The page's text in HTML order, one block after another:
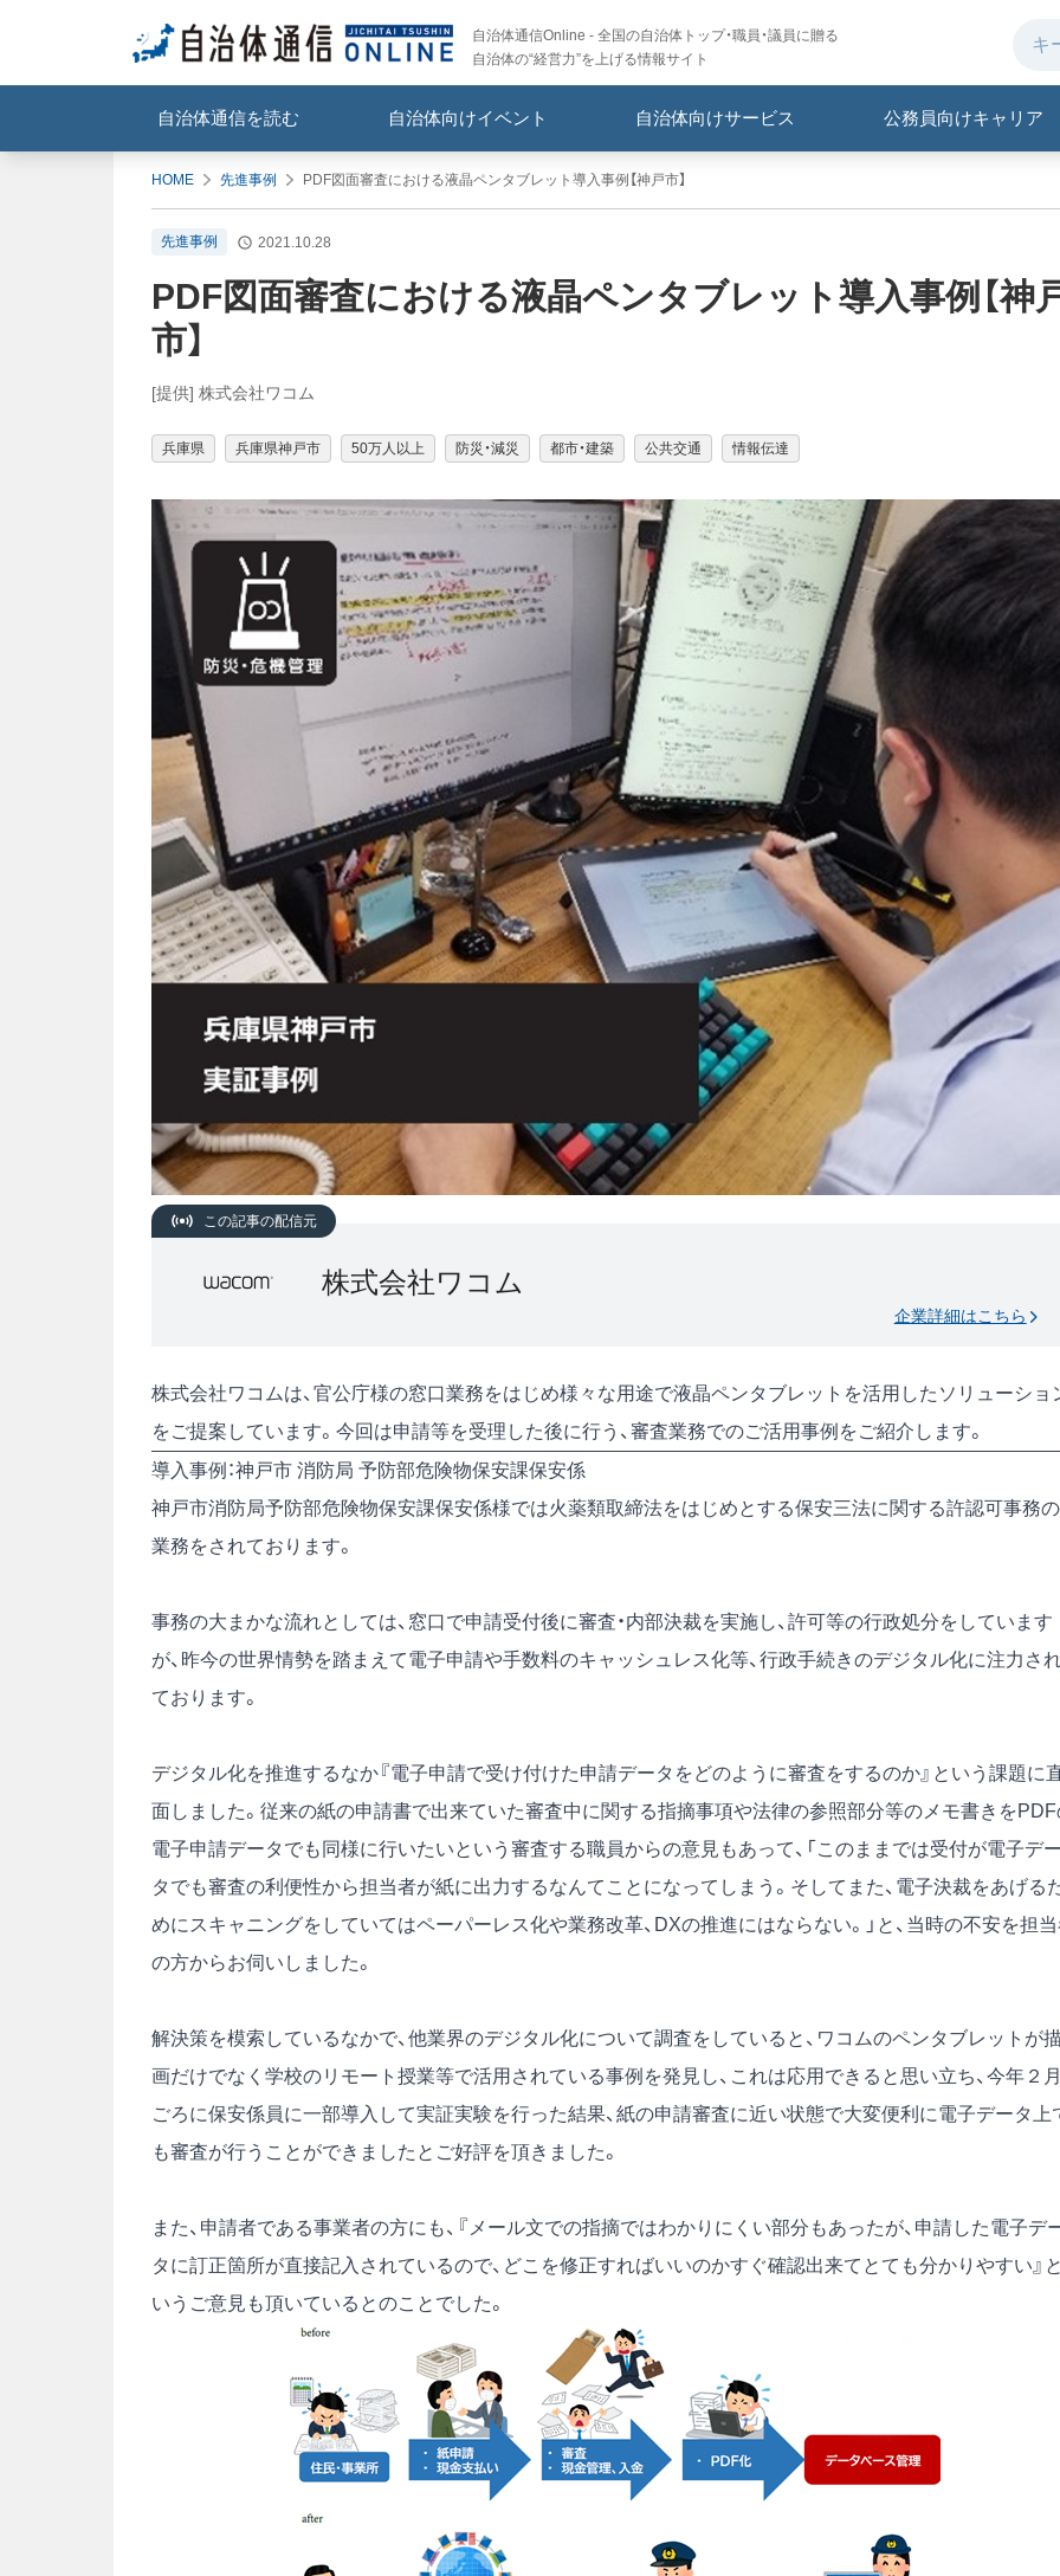
自治体通信Online - 全国の自治体トップ・職員・議員に贈る
自治体の“経営力”を上げる情報サイト
自治体通信を読む 自治体向けイベント 自治体向けサービス 公務員向けキャリア
HOME 先進事例 PDF図面審査における液晶ペンタブレット導入事例【神戸市】
先進事例 2021.10.28
PDF図面審査における液晶ペンタブレット導入事例【神
市】
[提供] 株式会社ワコム
兵庫県 兵庫県神戸市 50万人以上 防災・減災 都市・建築 公共交通 情報伝達
この記事の配信元
株式会社ワコム
企業詳細はこちら
株式会社ワコムは、官公庁様の窓口業務をはじめ様々な用途で液晶ペンタブレットを活用したソリューショ
をご提案しています。今回は申請等を受理した後に行う、審査業務でのご活用事例をご紹介します。
導入事例：神戸市 消防局 予防部危険物保安課保安係
神戸市消防局予防部危険物保安課保安係様では火薬類取締法をはじめとする保安三法に関する許認可事務の
業務をされております。
事務の大まかな流れとしては、窓口で申請受付後に審査・内部決裁を実施し、許可等の行政処分をしています
が、昨今の世界情勢を踏まえて電子申請や手数料のキャッシュレス化等、行政手続きのデジタル化に注力さ
ております。
デジタル化を推進するなか『電子申請で受け付けた申請データをどのように審査をするのか』という課題に
面しました。従来の紙の申請書で出来ていた審査中に関する指摘事項や法律の参照部分等のメモ書きをPDF
電子申請データでも同様に行いたいという審査する職員からの意見もあって、「このままでは受付が電子デ
タでも審査の利便性から担当者が紙に出力するなんてことになってしまう。そしてまた、電子決裁をあげる
めにスキャニングをしていてはペーパーレス化や業務改革、DXの推進にはならない。」と、当時の不安を担
の方からお伺いしました。
解決策を模索しているなかで、他業界のデジタル化について調査をしていると、ワコムのペンタブレットが
画だけでなく学校のリモート授業等で活用されている事例を発見し、これは応用できると思い立ち、今年２
ごろに保安係員に一部導入して実証実験を行った結果、紙の申請審査に近い状態で大変便利に電子データ上
も審査が行うことができましたとご好評を頂きました。
また、申請者である事業者の方にも、『メール文での指摘ではわかりにくい部分もあったが、申請した電子デ
タに訂正箇所が直接記入されているので、どこを修正すればいいのかすぐ確認出来てとても分かりやすい』
いうご意見も頂いているとのことでした。